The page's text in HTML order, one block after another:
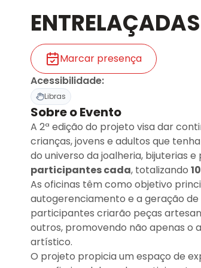
Marcar presença
Acessibilidade:
Libras
Sobre o Evento
A 2ª edição do projeto visa dar
crianças, jovens e adultos que
do universo da joalheria, bijuterias
participantes cada, totalizando
As oficinas têm como objetivo
autogerenciamento e a geração
participantes criarão peças
outros, promovendo não apenas o
artístico.
O projeto propicia um espaço de